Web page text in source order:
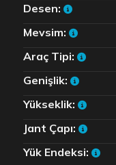
Desen:
Mevsim:
Araç Tipi:
Genişlik:
Yükseklik:
Jant Çapı:
Yük Endeksi: